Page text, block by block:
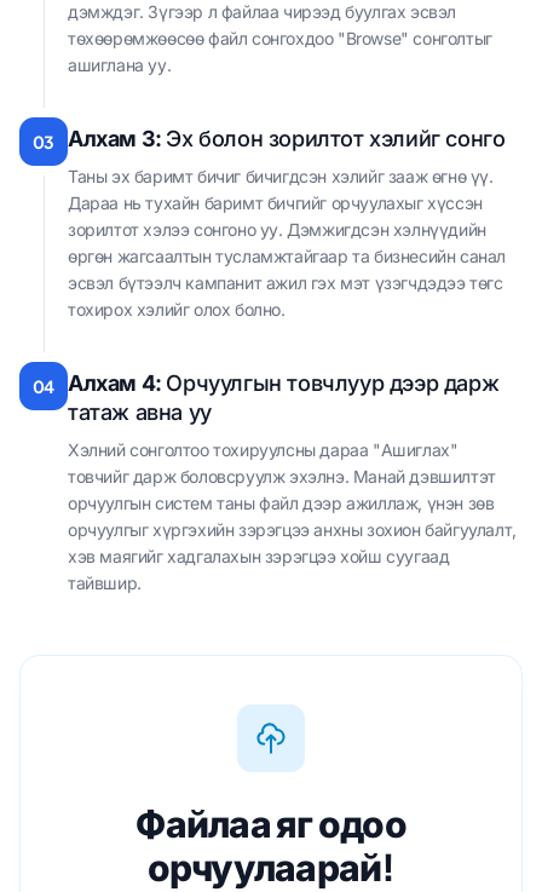
дэмждэг. Зүгээр л файлаа чирээд буулгах эсвэл
төхөөрөмжөөсөө файл сонгохдоо "Browse" сонголтыг
ашиглана уу.
03 Алхам 3: Эх болон зорилтот хэлийг сонго
Таны эх баримт бичиг бичигдсэн хэлийг зааж өгнө үү.
Дараа нь тухайн баримт бичгийг орчуулахыг хүссэн
зорилтот хэлээ сонгоно уу. Дэмжигдсэн хэлнүүдийн
өргөн жагсаалтын тусламжтайгаар та бизнесийн санал
эсвэл бүтээлч кампанит ажил гэх мэт үзэгчдэдээ төгс
тохирох хэлийг олох болно.
04 Алхам 4: Орчуулгын товчлуур дээр дарж
татаж авна уу
Хэлний сонголтоо тохируулсны дараа "Ашиглах"
товчийг дарж боловсруулж эхэлнэ. Манай дэвшилтэт
орчуулгын систем таны файл дээр ажиллаж, үнэн зөв
орчуулгыг хүргэхийн зэрэгцээ анхны зохион байгуулалт,
хэв маягийг хадгалахын зэрэгцээ хойш суугаад
тайвшир.
Файлаа яг одоо
орчуулаарай!